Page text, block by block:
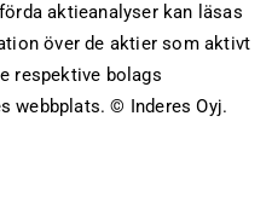
aktieanalyser kan läsas
över de aktier som aktivt
respektive bolags
webbplats. © Inderes Oyj.